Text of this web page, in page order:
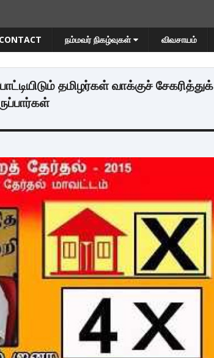
CONTACT நம்மவர் நிகழ்வுகள் விவசாயம்
தமிழர்கள் வாக்குச் சேகரித்துக்